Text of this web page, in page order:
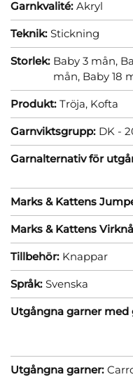
Garnkvalité: Akryl
Teknik: Stickning
Storlek: Baby 3 mån,
mån, Baby 18
Produkt: Tröja, Kofta
Garnviktsgrupp: DK -
Garnalternativ för
Marks & Kattens
Marks & Kattens
Tillbehör: Knappar
Språk: Svenska
Utgångna garner med
Utgångna garner: